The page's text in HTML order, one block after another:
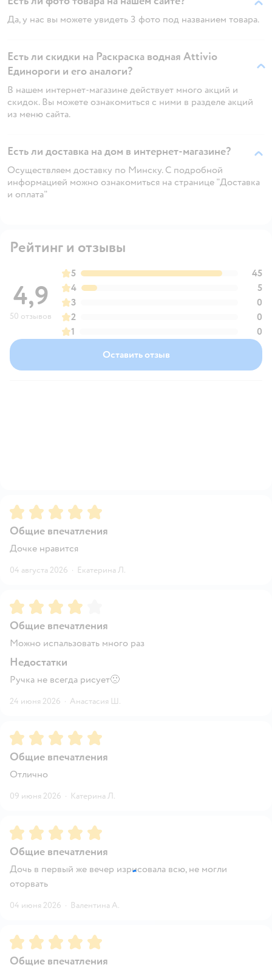
Да, у нас вы можете увидеть 3 фото под названием товара.
Есть ли скидки на Раскраска водная Attivio
Единороги и его аналоги?
В нашем интернет-магазине действует много акций и
скидок. Вы можете ознакомиться с ними в разделе акций
из меню сайта.
Есть ли доставка на дом в интернет-магазине?
Осуществляем доставку по Минску. С подробной
информацией можно ознакомиться на странице "Доставка
и оплата"
Рейтинг и отзывы
4,9
50 отзывов
5
45
4
5
3
0
2
0
1
0
Оставить отзыв
Рейтинг:5
Общие впечатления
Дочке нравится
04 августа 2026 · Екатерина Л.
Рейтинг:4
Общие впечатления
Можно испальзовать много раз
Недостатки
Ручка не всегда рисует🙁
24 июня 2026 · Анастасия Ш.
Рейтинг:5
Общие впечатления
Отлично
09 июня 2026 · Катерина Л.
Рейтинг:5
Общие впечатления
Дочь в первый же вечер изрисовала всю, не могли
оторвать
04 июня 2026 · Валентина А.
Рейтинг:5
Общие впечатления